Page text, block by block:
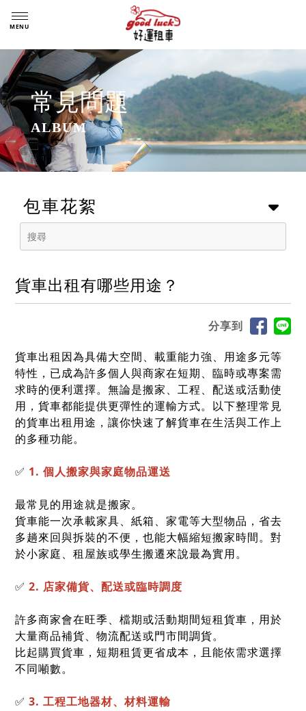
常見問題
包車花絮
貨車出租有哪些用途？
分享到
貨車出租因為具備大空間、載重能力強、用途多元等
特性，已成為許多個人與商家在短期、臨時或專案需
求時的便利選擇。無論是搬家、工程、配送或活動使
用，貨車都能提供更彈性的運輸方式。以下整理常見
的貨車出租用途，讓你快速了解貨車在生活與工作上
的多種功能。
✅ 1. 個人搬家與家庭物品運送
最常見的用途就是搬家。
貨車能一次承載家具、紙箱、家電等大型物品，省去
多趟來回與拆裝的不便，也能大幅縮短搬家時間。對
於小家庭、租屋族或學生搬遷來說最為實用。
✅ 2. 店家備貨、配送或臨時調度
許多商家會在旺季、檔期或活動期間短租貨車，用於
大量商品補貨、物流配送或門市間調貨。
比起購買貨車，短期租賃更省成本，且能依需求選擇
不同噸數。
✅ 3. 工程工地器材、材料運輸